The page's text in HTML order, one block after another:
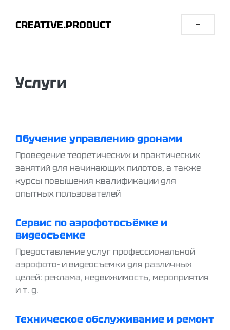
CREATIVE.PRODUCT
Услуги
Обучение управлению дронами
Проведение теоретических и практических
занятий для начинающих пилотов, а также
курсы повышения квалификации для
опытных пользователей
Сервис по аэрофотосъёмке и
видеосъемке
Предоставление услуг профессиональной
аэрофото- и видеосъемки для различных
целей: реклама, недвижимость, мероприятия
и т. д.
Техническое обслуживание и ремонт